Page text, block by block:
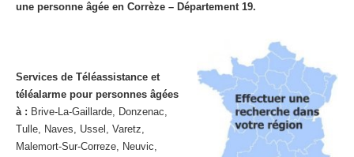
une personne âgée en Corrèze – Département 19.
Services de Téléassistance et
téléalarme pour personnes âgées
à : Brive-La-Gaillarde, Donzenac,
Tulle, Naves, Ussel, Varetz,
Malemort-Sur-Correze, Neuvic,